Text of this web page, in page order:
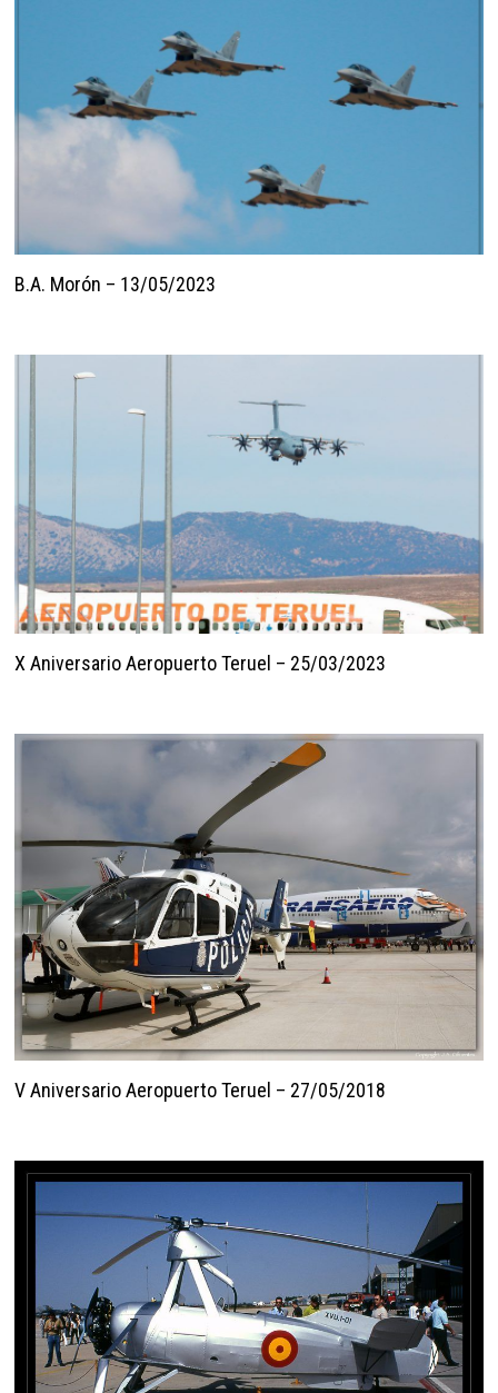
B.A. Morón – 13/05/2023
X Aniversario Aeropuerto Teruel – 25/03/2023
V Aniversario Aeropuerto Teruel – 27/05/2018